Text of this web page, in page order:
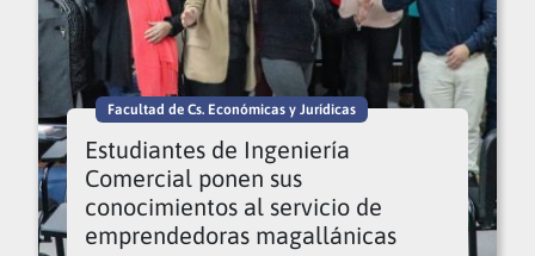
Facultad de Cs. Económicas y Jurídicas
Estudiantes de Ingeniería
Comercial ponen sus
conocimientos al servicio de
emprendedoras magallánicas